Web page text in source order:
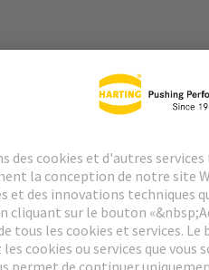
Produits assortis